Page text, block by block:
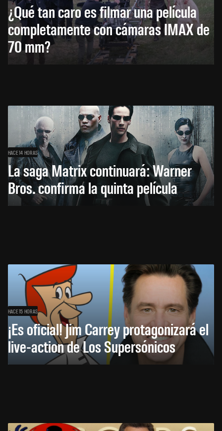
¿Qué tan caro es filmar una película
completamente con cámaras IMAX de
70 mm?
HACE 14 HORAS
La saga Matrix continuará: Warner
Bros. confirma la quinta película
HACE 15 HORAS
¡Es oficial! Jim Carrey protagonizará el
live-action de Los Supersónicos